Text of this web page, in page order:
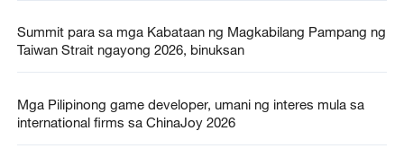
Summit para sa mga Kabataan ng Magkabilang Pampang ng
Taiwan Strait ngayong 2026, binuksan
Mga Pilipinong game developer, umani ng interes mula sa
international firms sa ChinaJoy 2026